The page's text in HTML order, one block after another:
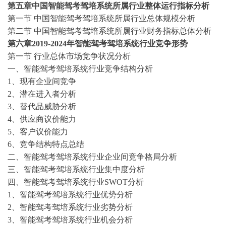
第五章中国智能驾考驾培系统所属行业整体运行指标分析
第一节 中国智能驾考驾培系统所属行业总体规模分析
第二节 中国智能驾考驾培系统所属行业财务指标总体分析
第六章2019-2024年智能驾考驾培系统行业竞争形势
第一节 行业总体市场竞争状况分析
一、智能驾考驾培系统行业竞争结构分析
1、现有企业间竞争
2、潜在进入者分析
3、替代品威胁分析
4、供应商议价能力
5、客户议价能力
6、竞争结构特点总结
二、智能驾考驾培系统行业企业间竞争格局分析
三、智能驾考驾培系统行业集中度分析
四、智能驾考驾培系统行业SWOT分析
1、智能驾考驾培系统行业优势分析
2、智能驾考驾培系统行业劣势分析
3、智能驾考驾培系统行业机会分析